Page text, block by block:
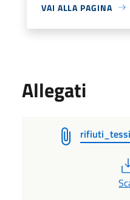
VAI ALLA PAGINA
Allegati